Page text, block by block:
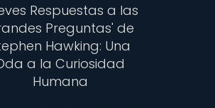
Respuestas a las
Preguntas' de
Hawking: Una
a la Curiosidad
Humana